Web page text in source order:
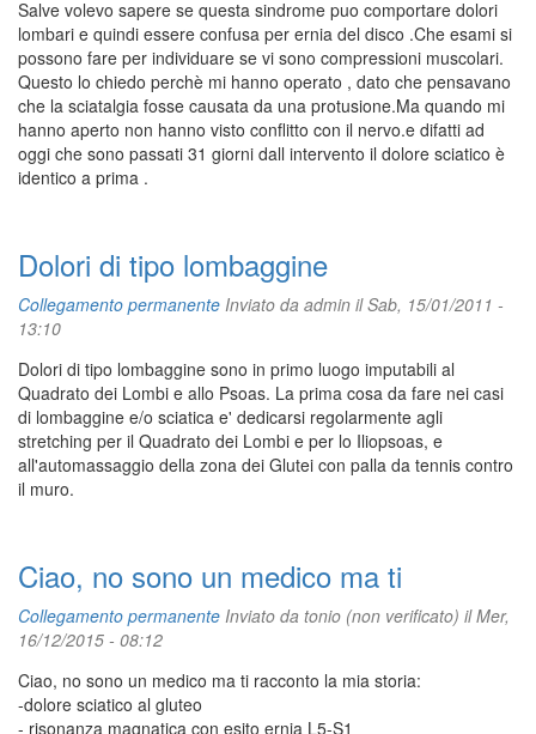
Salve volevo sapere se questa sindrome puo comportare dolori
lombari e quindi essere confusa per ernia del disco .Che esami si
possono fare per individuare se vi sono compressioni muscolari.
Questo lo chiedo perchè mi hanno operato , dato che pensavano
che la sciatalgia fosse causata da una protusione.Ma quando mi
hanno aperto non hanno visto conflitto con il nervo.e difatti ad
oggi che sono passati 31 giorni dall intervento il dolore sciatico è
identico a prima .
Dolori di tipo lombaggine
Collegamento permanente Inviato da admin il Sab, 15/01/2011 -
13:10
Dolori di tipo lombaggine sono in primo luogo imputabili al
Quadrato dei Lombi e allo Psoas. La prima cosa da fare nei casi
di lombaggine e/o sciatica e' dedicarsi regolarmente agli
stretching per il Quadrato dei Lombi e per lo Iliopsoas, e
all'automassaggio della zona dei Glutei con palla da tennis contro
il muro.
Ciao, no sono un medico ma ti
Collegamento permanente Inviato da tonio (non verificato) il Mer,
16/12/2015 - 08:12
Ciao, no sono un medico ma ti racconto la mia storia:
-dolore sciatico al gluteo
- risonanza magnatica con esito ernia L5-S1